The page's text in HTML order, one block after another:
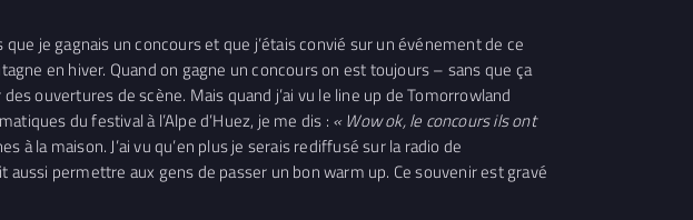
je gagnais un concours et que j’étais convié sur un événement de ce
en hiver. Quand on gagne un concours on est toujours – sans que ça
ouvertures de scène. Mais quand j’ai vu le line up de Tomorrowland
du festival à l’Alpe d’Huez, je me dis : « Wow ok, le concours ils ont
à la maison. J’ai vu qu’en plus je serais rediffusé sur la radio de
aussi permettre aux gens de passer un bon warm up. Ce souvenir est gravé